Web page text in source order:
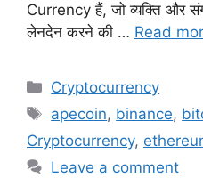
Currency हैं, जो व्यक्ति और
लेनदेन करने की … Read
Categories
Cryptocurrency
Tags
apecoin, binance,
Cryptocurrency,
Leave a comment